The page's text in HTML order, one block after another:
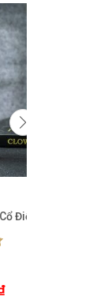
Điển